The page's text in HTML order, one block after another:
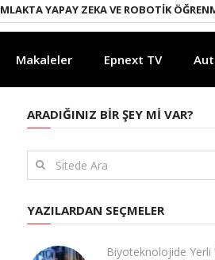
YAPAY ZEKA VE ROBOTIK ÖĞRENME
Makaleler Epnext TV
ARADIĞINIZ BIR ŞEY MI VAR?
YAZILARDAN SEÇMELER
Biyoteknolojide Yerli